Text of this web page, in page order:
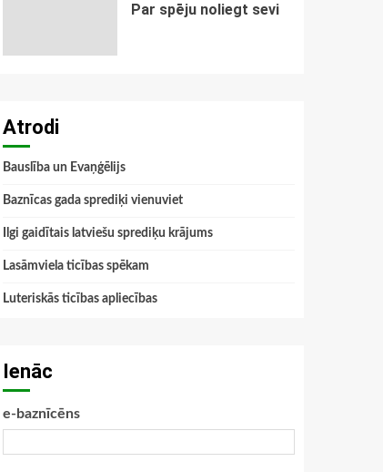
Par spēju noliegt sevi
Atrodi
Bauslība un Evaņģēlijs
Baznīcas gada sprediķi vienuviet
Ilgi gaidītais latviešu sprediķu krājums
Lasāmviela ticības spēkam
Luteriskās ticības apliecības
Ienāc
e-baznīcēns